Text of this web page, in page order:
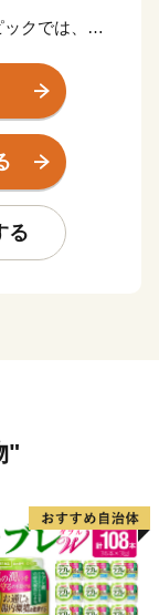
クでは、ス
の名前が知
これまでの多
スノーを目的
外からの移住
しい食べ物、
村を応援して
る
"